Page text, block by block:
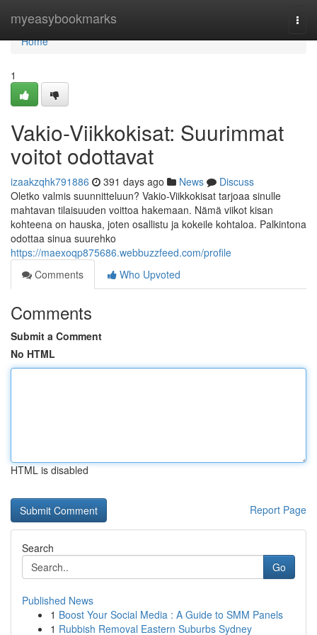
myeasybookmarks
Home
Home
1
Vakio-Viikkokisat: Suurimmat
voitot odottavat
izaakzqhk791886 391 days ago News
Discuss
Oletko valmis suunnitteluun? Vakio-Viikkokisat tarjoaa sinulle
mahtavan tilaisuuden voittoa hakemaan. Nämä viikot kisan
kohteena on hauska, joten osallistu ja kokeile kohtaloa. Palkintona
odottaa sinua suurehko
https://maexoqp875686.webbuzzfeed.com/profile
Comments
Who Upvoted
Comments
Submit a Comment
No HTML
HTML is disabled
Report Page
Search
Go
Published News
1 Boost Your Social Media : A Guide to SMM Panels
1 Rubbish Removal Eastern Suburbs Sydney